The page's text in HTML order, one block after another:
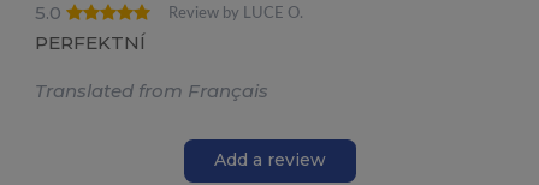
5.0
Review by LUCE O.
PERFEKTNÍ
Translated from Français
Add a review